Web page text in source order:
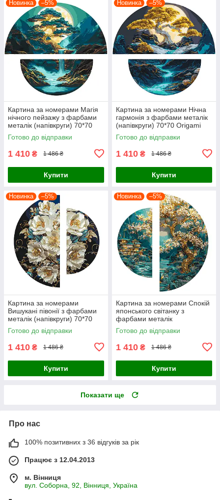
Новинка –5%
Картина за номерами Магія
нічного пейзажу з фарбами
металік (напівкруги) 70*70
Origami (OSR1006)
Готово до відправки
1 410 ₴ 1 486 ₴
Купити
Новинка –5%
Картина за номерами Нічна
гармонія з фарбами металік
(напівкруги) 70*70 Origami
(OSR1007)
Готово до відправки
1 410 ₴ 1 486 ₴
Купити
Новинка –5%
Картина за номерами
Вишукані півонії з фарбами
металік (напівкруги) 70*70
Origami (OSR1008)
Готово до відправки
1 410 ₴ 1 486 ₴
Купити
Новинка –5%
Картина за номерами Спокій
японського світанку з
фарбами металік
(напівкруги) 70*70 Origami
(OSR1009)
Готово до відправки
1 410 ₴ 1 486 ₴
Купити
Показати ще
Про нас
100% позитивних з 36 відгуків за рік
Працює з 12.04.2013
м. Вінниця
вул. Соборна, 92, Вінниця, Україна